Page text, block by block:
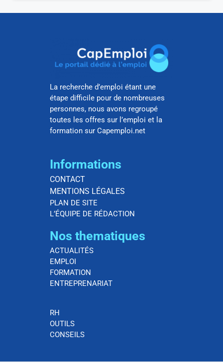
La recherche d’emploi étant une
étape difficile pour de nombreuses
personnes, nous avons regroupé
toutes les offres sur l’emploi et la
formation sur Capemploi.net
Informations
CONTACT
MENTIONS LÉGALES
PLAN DE SITE
L’ÉQUIPE DE RÉDACTION
Nos thematiques
ACTUALITÉS
EMPLOI
FORMATION
ENTREPRENARIAT
RH
OUTILS
CONSEILS